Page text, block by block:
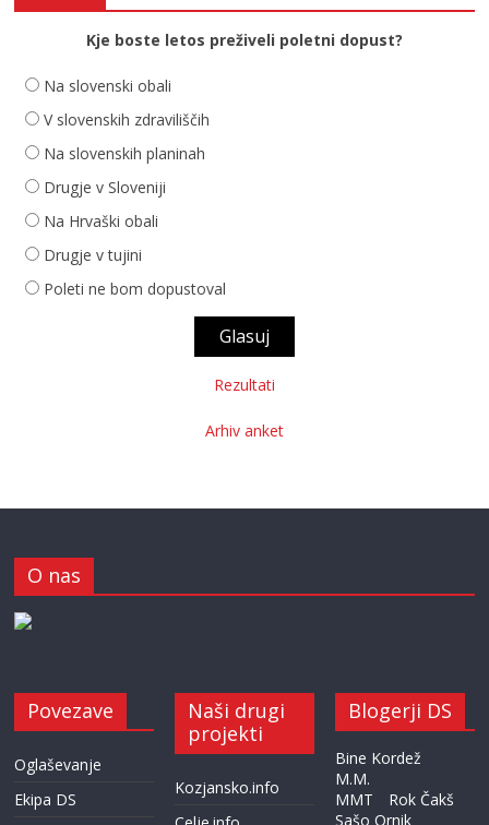
Kje boste letos preživeli poletni dopust?
Na slovenski obali
V slovenskih zdraviliščih
Na slovenskih planinah
Drugje v Sloveniji
Na Hrvaški obali
Drugje v tujini
Poleti ne bom dopustoval
Rezultati
Arhiv anket
O nas
Povezave
Oglaševanje
Ekipa DS
Naši drugi
projekti
Kozjansko.info
Blogerji DS
Bine Kordež
M.M.
MMT
Rok Čakš
Sašo Ornik